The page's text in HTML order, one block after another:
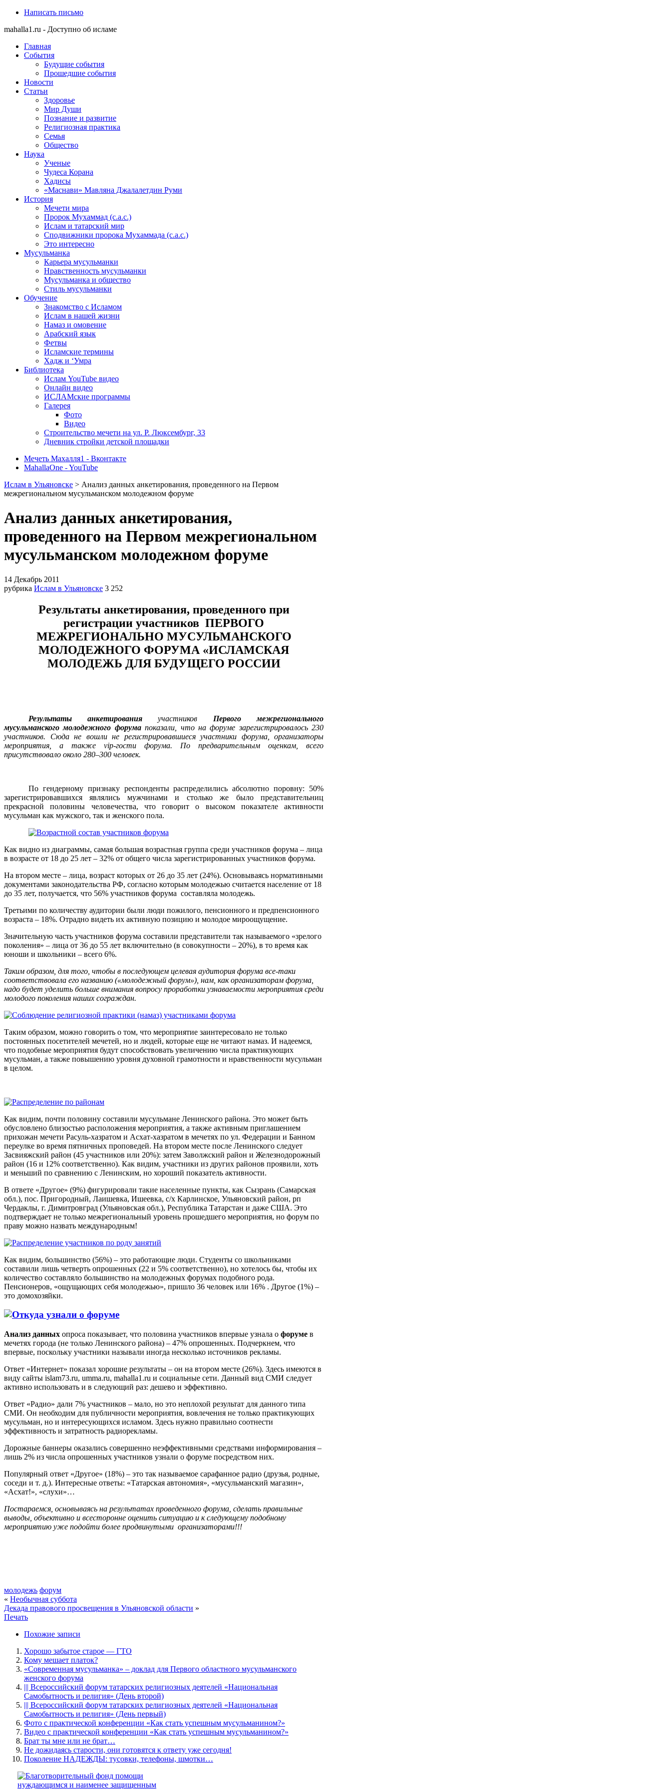
Написать письмо
mahalla1.ru - Доступно об исламе
Главная
События
Будущие события
Прошедшие события
Новости
Статьи
Здоровье
Мир Души
Познание и развитие
Религиозная практика
Семья
Общество
Наука
Ученые
Чудеса Корана
Хадисы
«Маснави» Мавляна Джалалетдин Руми
История
Мечети мира
Пророк Мухаммад (с.а.с.)
Ислам и татарский мир
Сподвижники пророка Мухаммада (с.а.с.)
Это интересно
Мусульманка
Карьера мусульманки
Нравственность мусульманки
Мусульманка и общество
Стиль мусульманки
Обучение
Знакомство с Исламом
Ислам в нашей жизни
Намаз и омовение
Арабский язык
Фетвы
Исламские термины
Хадж и ‘Умра
Библиотека
Ислам YouTube видео
Онлайн видео
ИСЛАМские программы
Галерея
Фото
Видео
Строительство мечети на ул. Р. Люксембург, 33
Дневник стройки детской площадки
Мечеть Махалля1 - Вконтакте
MahallaOne - YouTube
Ислам в Ульяновске > Анализ данных анкетирования, проведенного на Первом
межрегиональном мусульманском молодежном форуме
Анализ данных анкетирования,
проведенного на Первом межрегиональном
мусульманском молодежном форуме
14 Декабрь 2011
рубрика Ислам в Ульяновске 3 252
Результаты анкетирования, проведенного при
регистрации участников ПЕРВОГО
МЕЖРЕГИОНАЛЬНО МУСУЛЬМАНСКОГО
МОЛОДЕЖНОГО ФОРУМА «ИСЛАМСКАЯ
МОЛОДЕЖЬ ДЛЯ БУДУЩЕГО РОССИИ
Результаты анкетирования участников Первого межрегионального
мусульманского молодежного форумапоказали, что на форуме зарегистрировалось 230
участников. Сюда не вошли не регистрировавшиеся участники форума, организаторы
мероприятия, а также vip-гости форума. По предварительным оценкам, всего
присутствовало около 280–300 человек.
По гендерному признаку респонденты распределились абсолютно поровну: 50%
зарегистрировавшихся являлись мужчинами и столько же было представительниц
прекрасной половины человечества, что говорит о высоком показателе активности
мусульман как мужского, так и женского пола.
Как видно из диаграммы, самая большая возрастная группа среди участников форума – лица
в возрасте от 18 до 25 лет – 32% от общего числа зарегистрированных участников форума.
На втором месте – лица, возраст которых от 26 до 35 лет (24%). Основываясь нормативными
документами законодательства РФ, согласно которым молодежью считается население от 18
до 35 лет, получается, что 56% участников форума составляла молодежь.
Третьими по количеству аудитории были люди пожилого, пенсионного и предпенсионного
возраста – 18%. Отрадно видеть их активную позицию и молодое мироощущение.
Значительную часть участников форума составили представители так называемого «зрелого
поколения» – лица от 36 до 55 лет включительно (в совокупности – 20%), в то время как
юноши и школьники – всего 6%.
Таким образом, для того, чтобы в последующем целевая аудитория форума все-таки
соответствовала его названию («молодежный форум»), нам, как организаторам форума,
надо будет уделить больше внимания вопросу проработки узнаваемости мероприятия среди
молодого поколения наших сограждан.
Таким образом, можно говорить о том, что мероприятие заинтересовало не только
постоянных посетителей мечетей, но и людей, которые еще не читают намаз. И надеемся,
что подобные мероприятия будут способствовать увеличению числа практикующих
мусульман, а также повышению уровня духовной грамотности и нравственности мусульман
в целом.
Как видим, почти половину составили мусульмане Ленинского района. Это может быть
обусловлено близостью расположения мероприятия, а также активным приглашением
прихожан мечети Расуль-хазратом и Асхат-хазратом в мечетях по ул. Федерации и Банном
переулке во время пятничных проповедей. На втором месте после Ленинского следует
Засвияжский район (45 участников или 20%): затем Заволжский район и Железнодорожный
район (16 и 12% соответственно). Как видим, участники из других районов проявили, хоть
и меньший по сравнению с Ленинским, но хороший показатель активности.
В ответе «Другое» (9%) фигурировали такие населенные пункты, как Сызрань (Самарская
обл.), пос. Пригородный, Лаишевка, Ишеевка, с/х Карлинское, Ульяновский район, рп
Чердаклы, г. Димитровград (Ульяновская обл.), Республика Татарстан и даже США. Это
подтверждает не только межрегиональный уровень прошедшего мероприятия, но форум по
праву можно назвать международным!
Как видим, большинство (56%) – это работающие люди. Студенты со школьниками
составили лишь четверть опрошенных (22 и 5% соответственно), но хотелось бы, чтобы их
количество составляло большинство на молодежных форумах подобного рода.
Пенсионеров, «ощущающих себя молодежью», пришло 36 человек или 16% . Другое (1%) –
это домохозяйки.
Анализ данных опроса показывает, что половина участников впервые узнала о форуме в
мечетях города (не только Ленинского района) – 47% опрошенных. Подчеркнем, что
впервые, поскольку участники называли иногда несколько источников рекламы.
Ответ «Интернет» показал хорошие результаты – он на втором месте (26%). Здесь имеются в
виду сайты islam73.ru, umma.ru, mahalla1.ru и социальные сети. Данный вид СМИ следует
активно использовать и в следующий раз: дешево и эффективно.
Ответ «Радио» дали 7% участников – мало, но это неплохой результат для данного типа
СМИ. Он необходим для публичности мероприятия, вовлечения не только практикующих
мусульман, но и интересующихся исламом. Здесь нужно правильно соотнести
эффективность и затратность радиорекламы.
Дорожные баннеры оказались совершенно неэффективными средствами информирования –
лишь 2% из числа опрошенных участников узнали о форуме посредством них.
Популярный ответ «Другое» (18%) – это так называемое сарафанное радио (друзья, родные,
соседи и т. д.). Интересные ответы: «Татарская автономия», «мусульманский магазин»,
«Асхат!», «слухи»…
Постараемся, основываясь на результатах проведенного форума, сделать правильные
выводы, объективно и всесторонне оценить ситуацию и к следующему подобному
мероприятию уже подойти более продвинутыми организаторами!!!
молодежь форум
« Необычная суббота
Декада правового просвещения в Ульяновской области »
Печать
Похожие записи
Хорошо забытое старое — ГТО
Кому мешает платок?
«Современная мусульманка» – доклад для Первого областного мусульманского
женского форума
||| Всероссийский форум татарских религиозных деятелей «Национальная
Самобытность и религия» (День второй)
||| Всероссийский форум татарских религиозных деятелей «Национальная
Самобытность и религия» (День первый)
Фото с практической конференции «Как стать успешным мусульманином?»
Видео с практической конференции «Как стать успешным мусульманином?»
Брат ты мне или не брат…
Не дожидаясь старости, они готовятся к ответу уже сегодня!
Поколение НАДЕЖДЫ: тусовки, телефоны, шмотки…